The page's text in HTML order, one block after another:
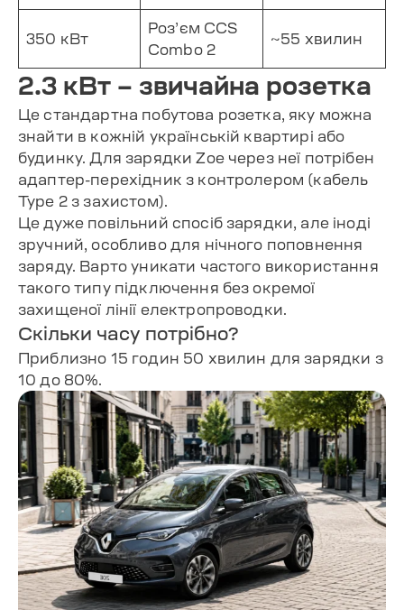
350 кВт
Роз’єм CCS
Combo 2
~55 хвилин
2.3 кВт – звичайна розетка
Це стандартна побутова розетка, яку можна
знайти в кожній українській квартирі або
будинку. Для зарядки Zoe через неї потрібен
адаптер-перехідник з контролером (кабель
Type 2 з захистом).
Це дуже повільний спосіб зарядки, але іноді
зручний, особливо для нічного поповнення
заряду. Варто уникати частого використання
такого типу підключення без окремої
захищеної лінії електропроводки.
Скільки часу потрібно?
Приблизно 15 годин 50 хвилин для зарядки з
10 до 80%.